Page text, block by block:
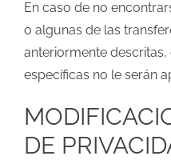
En caso de no
o algunas de las
anteriormente
específicas no le serán
DE